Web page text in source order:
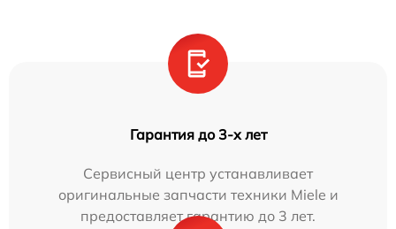
Гарантия до 3-х лет
Сервисный центр устанавливает
оригинальные запчасти техники Miele и
предоставляет гарантию до 3 лет.